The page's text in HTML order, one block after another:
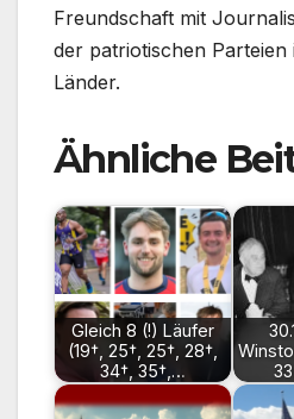
Freundschaft mit
der patriotischen Parteien
Länder.
Ähnliche
Gleich 8 (!) Läufer
(19†, 25†, 25†, 28†,
34†, 35†,…